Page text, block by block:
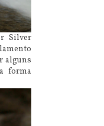
Silver
alguns
forma